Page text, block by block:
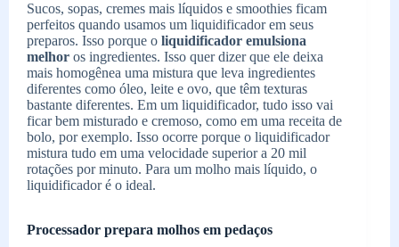
Sucos, sopas, cremes mais líquidos e smoothies ficam
perfeitos quando usamos um liquidificador em seus
preparos. Isso porque o liquidificador emulsiona
melhor os ingredientes. Isso quer dizer que ele deixa
mais homogênea uma mistura que leva ingredientes
diferentes como óleo, leite e ovo, que têm texturas
bastante diferentes. Em um liquidificador, tudo isso vai
ficar bem misturado e cremoso, como em uma receita de
bolo, por exemplo. Isso ocorre porque o liquidificador
mistura tudo em uma velocidade superior a 20 mil
rotações por minuto. Para um molho mais líquido, o
liquidificador é o ideal.
Processador prepara molhos em pedaços